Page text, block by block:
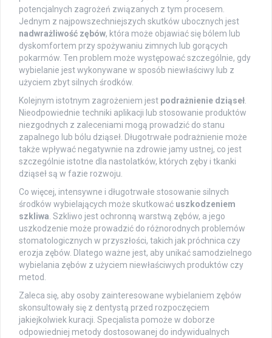
potencjalnych zagrożeń związanych z tym procesem.
Jednym z najpowszechniejszych skutków ubocznych jest
nadwrażliwość zębów, która może objawiać się bólem lub
dyskomfortem przy spożywaniu zimnych lub gorących
pokarmów. Ten problem może występować szczególnie, gdy
wybielanie jest wykonywane w sposób niewłaściwy lub z
użyciem zbyt silnych środków.
Kolejnym istotnym zagrożeniem jest podrażnienie dziąseł
Nieodpowiednie techniki aplikacji lub stosowanie produktów
niezgodnych z zaleceniami mogą prowadzić do stanu
zapalnego lub bólu dziąseł. Długotrwałe podrażnienie może
także wpływać negatywnie na zdrowie jamy ustnej, co jest
szczególnie istotne dla nastolatków, których zęby i tkanki
dziąseł są w fazie rozwoju.
Co więcej, intensywne i długotrwałe stosowanie silnych
środków wybielających może skutkować uszkodzeniem
szkliwa . Szkliwo jest ochronną warstwą zębów, a jego
uszkodzenie może prowadzić do różnorodnych problemów
stomatologicznych w przyszłości, takich jak próchnica czy
erozja zębów. Dlatego ważne jest, aby unikać samodzielnego
wybielania zębów z użyciem niewłaściwych produktów czy
metod.
Zaleca się, aby osoby zainteresowane wybielaniem zębów
skonsultowały się z dentystą przed rozpoczęciem
jakiejkolwiek kuracji. Specjalista pomoże w doborze
odpowiedniej metody dostosowanej do indywidualnych